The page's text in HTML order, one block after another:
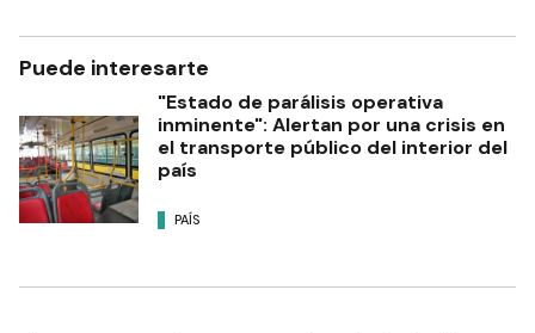
Puede interesarte
"Estado de parálisis operativa
inminente": Alertan por una crisis en
el transporte público del interior del
país
PAÍS